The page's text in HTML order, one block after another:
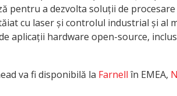
pentru a dezvolta soluții de
cu laser și controlul industrial și al
aplicații hardware open-source,
va fi disponibilă la Farnell în EMEA,